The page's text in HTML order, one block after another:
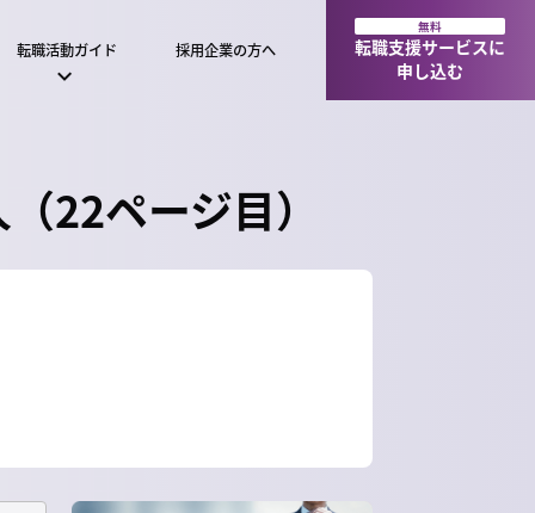
転職活動ガイド 採用企業の方へ
無料
転職支援サービスに
申し込む
22ページ目）